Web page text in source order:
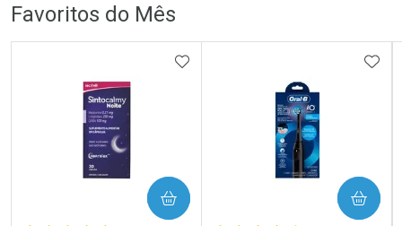
Favoritos do Mês
ADICIONAR AOS FAVORITOS
COMPRAR COMPRAR